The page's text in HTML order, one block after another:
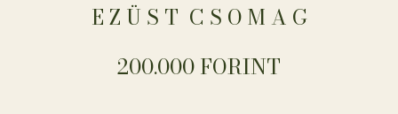
E Z Ü S T ​​​​​​​​​​​​​​​​​​ C S O M A G
200.000 FORINT